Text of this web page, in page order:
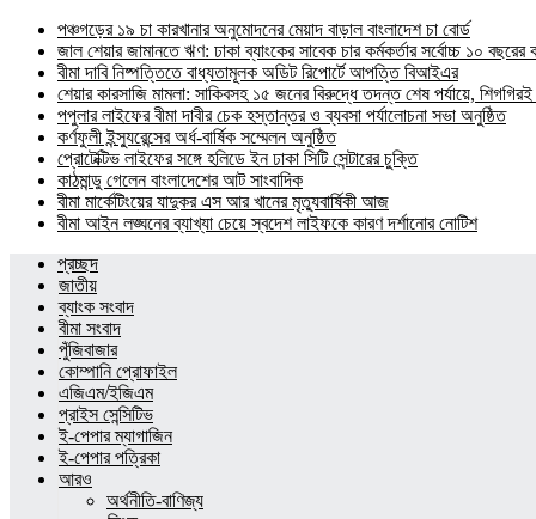
পঞ্চগড়ের ১৯ চা কারখানার অনুমোদনের মেয়াদ বাড়াল বাংলাদেশ চা বোর্ড
জাল শেয়ার জামানতে ঋণ: ঢাকা ব্যাংকের সাবেক চার কর্মকর্তার সর্বোচ্চ ১০ বছরের
বীমা দাবি নিষ্পত্তিতে বাধ্যতামূলক অডিট রিপোর্টে আপত্তি বিআইএর
শেয়ার কারসাজি মামলা: সাকিবসহ ১৫ জনের বিরুদ্ধে তদন্ত শেষ পর্যায়ে, শিগগিরই
পপুলার লাইফের বীমা দাবীর চেক হস্তান্তর ও ব্যবসা পর্যালোচনা সভা অনুষ্ঠিত
কর্ণফুলী ইন্স্যুরেন্সের অর্ধ-বার্ষিক সম্মেলন অনুষ্ঠিত
প্রোটেক্টিভ লাইফের সঙ্গে হলিডে ইন ঢাকা সিটি সেন্টারের চুক্তি
কাঠমান্ডু গেলেন বাংলাদেশের আট সাংবাদিক
বীমা মার্কেটিংয়ের যাদুকর এস আর খানের মৃত্যুবার্ষিকী আজ
বীমা আইন লঙ্ঘনের ব্যাখ্যা চেয়ে স্বদেশ লাইফকে কারণ দর্শানোর নোটিশ
প্রচ্ছদ
জাতীয়
ব্যাংক সংবাদ
বীমা সংবাদ
পুঁজিবাজার
কোম্পানি প্রোফাইল
এজিএম/ইজিএম
প্রাইস সেন্সিটিভ
ই-পেপার ম্যাগাজিন
ই-পেপার পত্রিকা
আরও
অর্থনীতি-বাণিজ্য